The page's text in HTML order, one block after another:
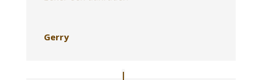
ervaring.
deze periode heel sloom en niet actief,